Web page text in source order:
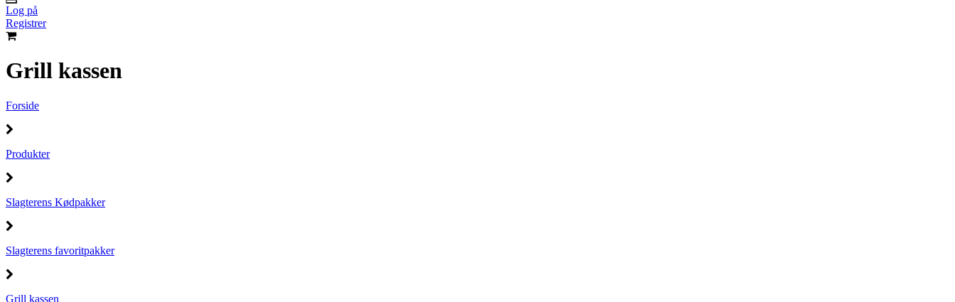
Log på
Registrer
Grill kassen
Forside
Produkter
Slagterens Kødpakker
Slagterens favoritpakker
Grill kassen